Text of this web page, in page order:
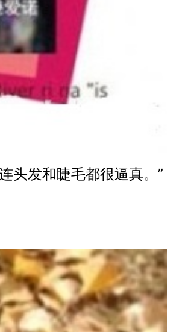
头发和睫毛都很逼真。”